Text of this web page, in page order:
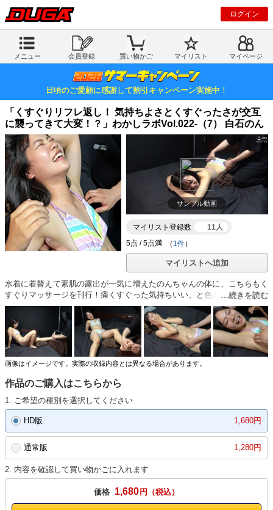
ログイン
メニュー 会員登録 買い物かご マイリスト マイページ
日頃のご愛顧に感謝して割引キャンペーン実施中！
「くすぐりリフレ返し！ 気持ちよさとくすぐったさが交互
に襲ってきて大変！？」わかしラボVol.022-（7） 白石のん
サンプル動画
マイリスト登録数
11人
（ 1件）
マイリストへ追加
水着に着替えて素肌の露出が一気に増えたのんちゃんの体に、こちらもく
すぐりマッサージを刊行！痛くすぐった気持ちいい、と色んな感覚が混じ
ったマッサージにのんちゃんの体も大きくはね回ります！リラックスして
いたり、痛みに耐える表情から、急に大爆笑してはね回る様子は不意打ち
の反応が好きな方にオススメ！足のマッサージの後はうつ伏せになっての
マッサージ！やはり脇腹や腋の下はくすぐったいようですが、肩まわりや
肘周り、腕なんかもくすぐったがって耐えている様子はとても可愛い！う
つ伏せで背中と足の裏をやった後は、仰向けでお腹周りをマッサージ！横
る様子はこちらも必見のシーン！最後はしっかり腋の下でフィニッシュ！
オススメの作品です！
画像はイメージです。実際の収録内容とは異なる場合があります。
作品のご購入はこちらから
1. ご希望の種別を選択してください
HD版 1,680円
通常版 1,280円
2. 内容を確認して買い物かごに入れます
価格 1,680円